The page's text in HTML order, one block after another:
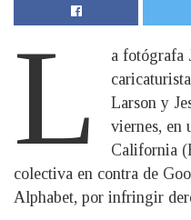
L
a fotógrafa
Larson y
viernes, en
California
colectiva en contra de
Alphabet, por infringir